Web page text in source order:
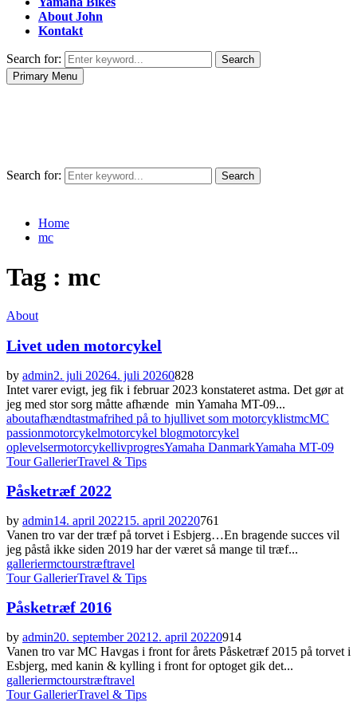
About John
Kontakt
Search for:
Search
Primary Menu
Search for: Search
Home
mc
Tag : mc
About
Livet uden motorcykel
by admin2. juli 20264. juli 20260828
Intet varer evigt, jeg fik i februar 2023 konstateret astma. Det gør at
jeg med stor sorg måtte afhænde min Yamaha MT-09...
aboutafhændtastmafrihed på to hjullivet som motorcyklistmcMC
passionmotorcykelmotorcykel blogmotorcykel
oplevelsermotorcykellivprogresYamaha DanmarkYamaha MT-09
Tour GallerierTravel & Tips
Påsketræf 2022
by admin14. april 202215. april 20220761
Vanen tro var der træf på torvet i Esbjerg…En bragende succes vil
jeg påstå ikke siden 2019 har der været så mange til træf...
galleriermctourstræftravel
Tour GallerierTravel & Tips
Påsketræf 2016
by admin20. september 2021 2. april 20220914
Vanen tro var MC Havgas i front for årets Påsketræf 2015 på torvet i
Esbjerg, med kanin & kylling i front for optoget gik det...
galleriermctourstræftravel
Tour GallerierTravel & Tips